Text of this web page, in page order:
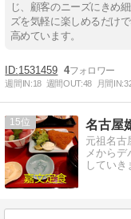
じ、顧客のニーズにきめ
ズを気軽に楽しめるだけ
高めています。
1531459 4
週間IN:18 週間OUT:48 月間IN:
15 名古屋
元祖名古
メから
していき